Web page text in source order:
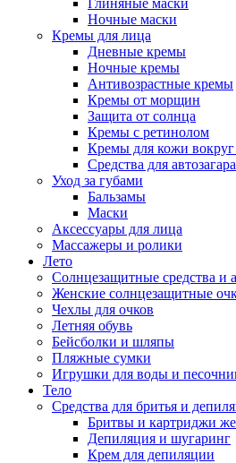
Глиняные маски
Ночные маски
Кремы для лица
Дневные кремы
Ночные кремы
Антивозрастные кремы
Кремы от морщин
Защита от солнца
Кремы с ретинолом
Кремы для кожи вокруг
Средства для автозагара
Уход за губами
Бальзамы
Маски
Аксессуары для лица
Массажеры и ролики
Лето
Солнцезащитные средства и
Женские солнцезащитные
Чехлы для очков
Летняя обувь
Бейсболки и шляпы
Пляжные сумки
Игрушки для воды и
Тело
Средства для бритья и
Бритвы и картриджи
Депиляция и шугаринг
Крем для депиляции